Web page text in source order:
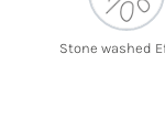
Stone washed